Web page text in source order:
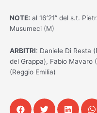
NOTE: al 16’21” del s.t.
Musumeci (M)
ARBITRI: Daniele Di Resta
del Grappa), Fabio Mavaro
(Reggio Emilia)